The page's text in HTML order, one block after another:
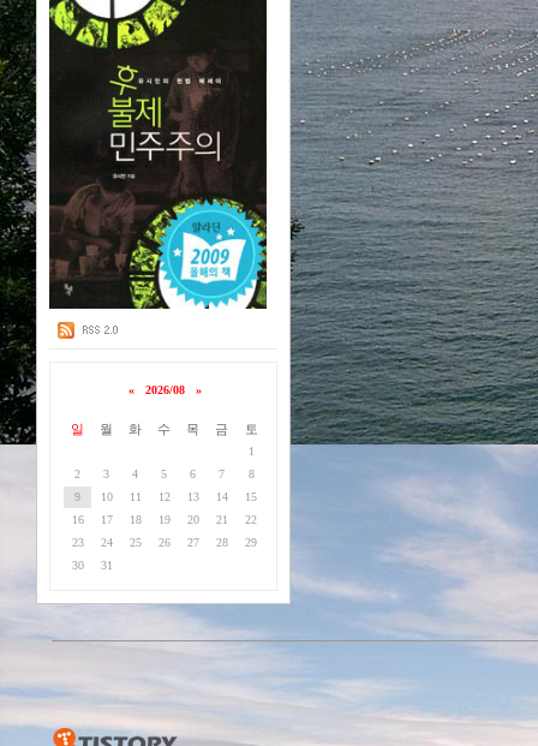
« 2026/08 »
일 월 화 수 목 금 토
1
2
3 4 5 6 7
8
9
10 11 12 13 14
15
16
17 18 19 20 21
22
23
24 25 26 27 28
29
30
31